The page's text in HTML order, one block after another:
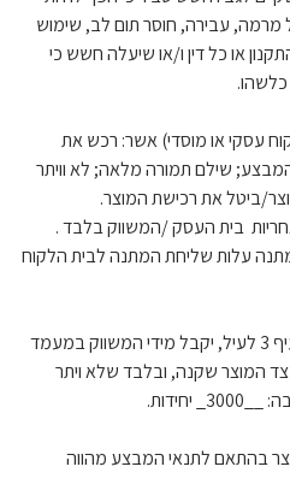
עבירה, חוסר תום לב, שימוש
או כל דין ו/או שיעלה חשש כי
עסקי או מוסדי) אשר: רכש את
שילם תמורה מלאה; לא וויתר
ביטל את רכישת המוצר.
בית העסק /המשווק בלבד .
עלות שליחת המתנה לבית הלקוח
4.1. הזכאי להטבה, כהגדרתו בסעיף 3 לעיל, יקבל מידי המשווק במעמד
המוצר שקנה, ובלבד שלא ויתר
בהתאם לתנאי המבצע מהווה